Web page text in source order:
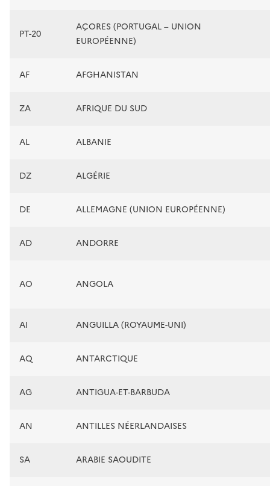
PT-20
AÇORES (PORTUGAL – UNION
EUROPÉENNE)
AF AFGHANISTAN
ZA AFRIQUE DU SUD
AL ALBANIE
DZ ALGÉRIE
DE ALLEMAGNE (UNION EUROPÉENNE)
AD ANDORRE
AO ANGOLA
AI ANGUILLA (ROYAUME-UNI)
AQ ANTARCTIQUE
AG ANTIGUA-ET-BARBUDA
AN ANTILLES NÉERLANDAISES
SA ARABIE SAOUDITE